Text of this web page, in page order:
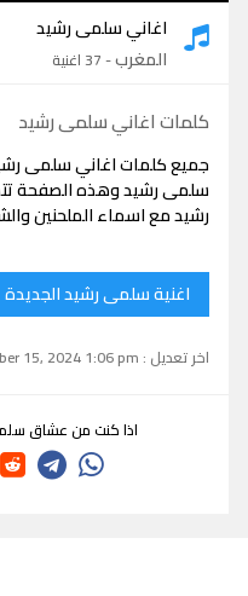
اغاني سلمى رشيد
المغرب- 37 اغنية
كلمات اغاني سلمى رشيد
جميع كلمات اغاني سلمى
سلمى رشيد وهذه الصفحة
رشيد مع اسماء الملحنين
اغنية سلمى رشيد الجديدة
اخر تعديل : September 15, 2024 1:06 pm
اذا كنت من عشاق